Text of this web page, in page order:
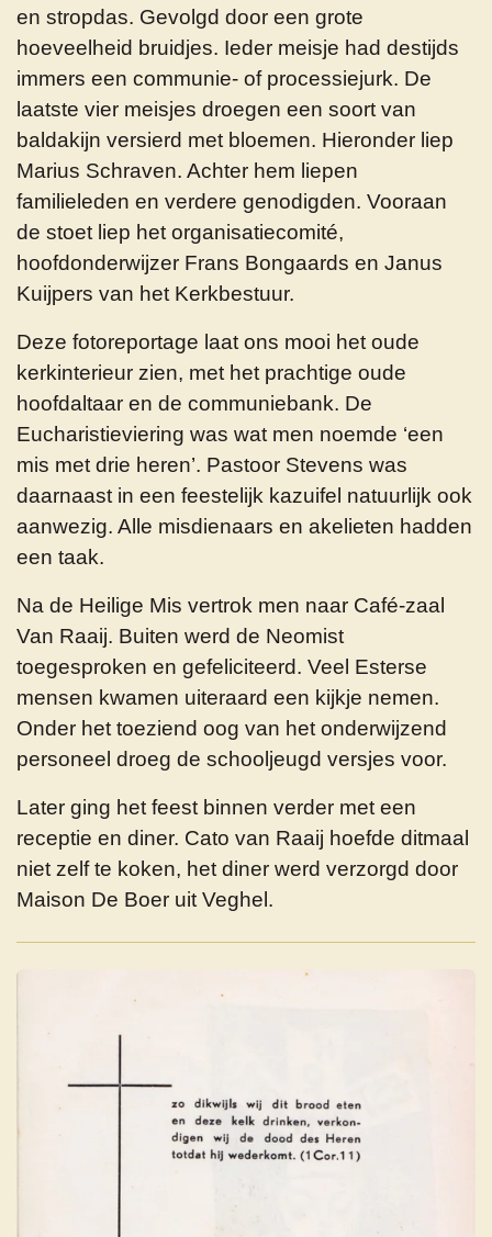
en stropdas. Gevolgd door een grote
hoeveelheid bruidjes. Ieder meisje had destijds
immers een communie- of processiejurk. De
laatste vier meisjes droegen een soort van
baldakijn versierd met bloemen. Hieronder liep
Marius Schraven. Achter hem liepen
familieleden en verdere genodigden. Vooraan
de stoet liep het organisatiecomité,
hoofdonderwijzer Frans Bongaards en Janus
Kuijpers van het Kerkbestuur.
Deze fotoreportage laat ons mooi het oude
kerkinterieur zien, met het prachtige oude
hoofdaltaar en de communiebank. De
Eucharistieviering was wat men noemde ‘een
mis met drie heren’. Pastoor Stevens was
daarnaast in een feestelijk kazuifel natuurlijk ook
aanwezig. Alle misdienaars en akelieten hadden
een taak.
Na de Heilige Mis vertrok men naar Café-zaal
Van Raaij. Buiten werd de Neomist
toegesproken en gefeliciteerd. Veel Esterse
mensen kwamen uiteraard een kijkje nemen.
Onder het toeziend oog van het onderwijzend
personeel droeg de schooljeugd versjes voor.
Later ging het feest binnen verder met een
receptie en diner. Cato van Raaij hoefde ditmaal
niet zelf te koken, het diner werd verzorgd door
Maison De Boer uit Veghel.